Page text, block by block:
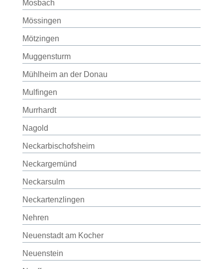
Mosbach
Mössingen
Mötzingen
Muggensturm
Mühlheim an der Donau
Mulfingen
Murrhardt
Nagold
Neckarbischofsheim
Neckargemünd
Neckarsulm
Neckartenzlingen
Nehren
Neuenstadt am Kocher
Neuenstein